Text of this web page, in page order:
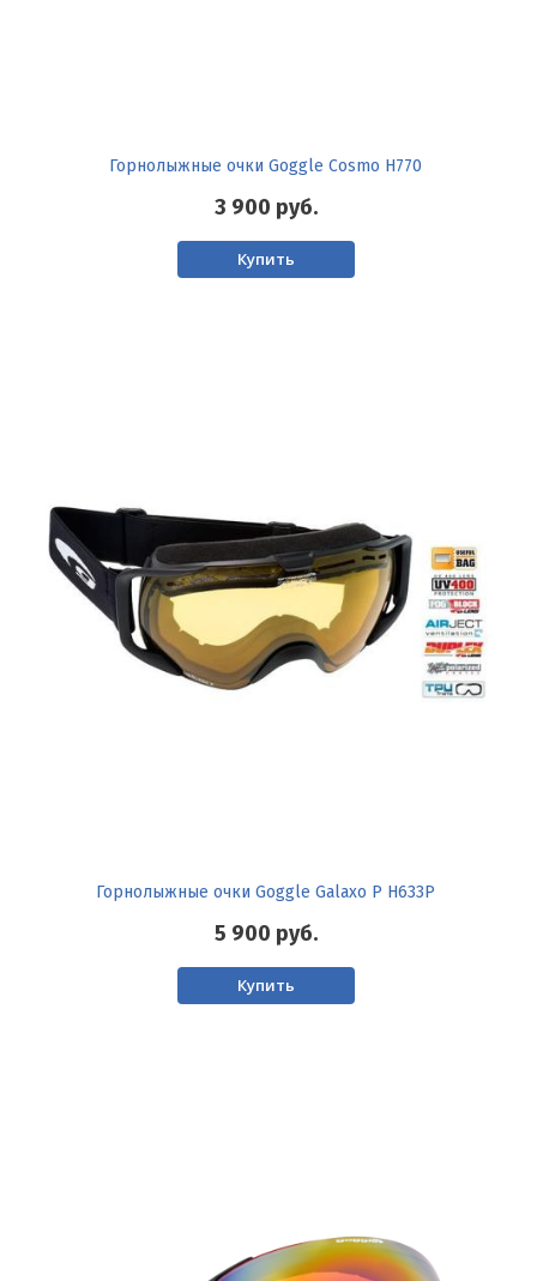
Горнолыжные очки Goggle Cosmo H770
3 900 руб.
Купить
Горнолыжные очки Goggle Galaxo P H633P
5 900 руб.
Купить